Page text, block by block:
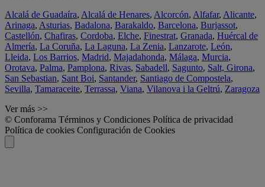
Alcalá de Guadaíra, Alcalá de Henares, Alcorcón, Alfafar, Alicante,
Arinaga, Asturias, Badalona, Barakaldo, Barcelona, Burjassot,
Castellón, Chafiras, Cordoba, Elche, Finestrat, Granada, Huércal de
Almería, La Coruña, La Laguna, La Zenia, Lanzarote, León,
Lleida, Los Barrios, Madrid, Majadahonda, Málaga, Murcia,
Orotava, Palma, Pamplona, Rivas, Sabadell, Sagunto, Salt, Girona,
San Sebastian, Sant Boi, Santander, Santiago de Compostela,
Sevilla, Tamaraceite, Terrassa, Viana, Vilanova i la Geltrú, Zaragoza
Ver más >>
© Conforama Términos y Condiciones Política de privacidad
Política de cookies Configuración de Cookies